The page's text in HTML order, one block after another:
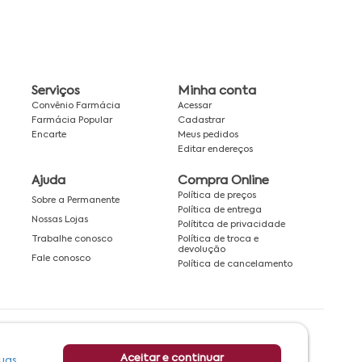
Aceitar e continuar
Serviços
Convênio Farmácia
Farmácia Popular
Encarte
Minha conta
Acessar
Cadastrar
Meus pedidos
Editar endereços
Ajuda
Sobre a Permanente
Nossas Lojas
Trabalhe conosco
Fale conosco
Compra Online
Política de preços
Política de entrega
Polítitca de privacidade
Política de troca e
devolução
Política de cancelamento